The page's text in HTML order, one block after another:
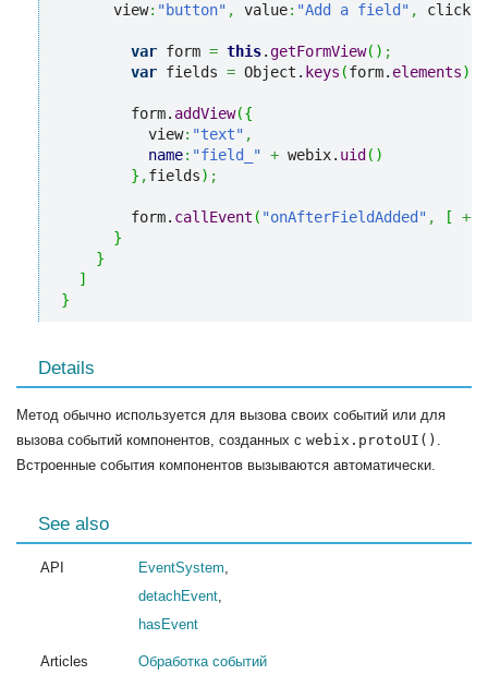
      view
: "button" , value: "Add a field" , click
var form = this.getFormView( ) ;
var fields = Object. keys (form. elements)
        form.
addView({
          view
: "text" ,
name: "field_" + webix. uid ( )
} ,fields) ;
        form.
callEvent ( "onAfterFieldAdded" , [ ++
}
}
]
}
Details
Метод обычно используется для вызова своих событий или для
вызова событий компонентов, созданных с webix.protoUI() .
Встроенные события компонентов вызываются автоматически.
See also
API EventSystem,
detachEvent,
hasEvent
Articles Обработка событий